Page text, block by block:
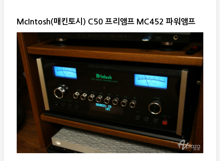
McIntosh(매킨토시) C50 프리앰프 MC452 파워앰프